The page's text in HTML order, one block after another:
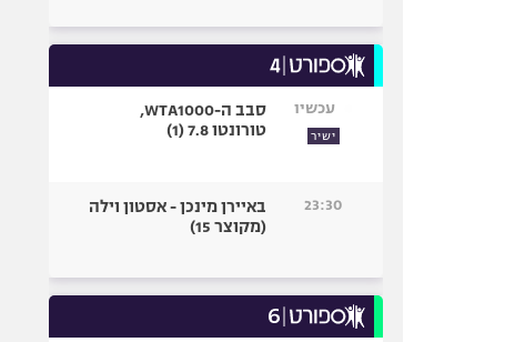
עכשיו
ישיר
סבב ה-WTA1000,
טורונטו 7.8 (1)
23:30
באיירן מינכן - אסטון וילה
(מקוצר 15)